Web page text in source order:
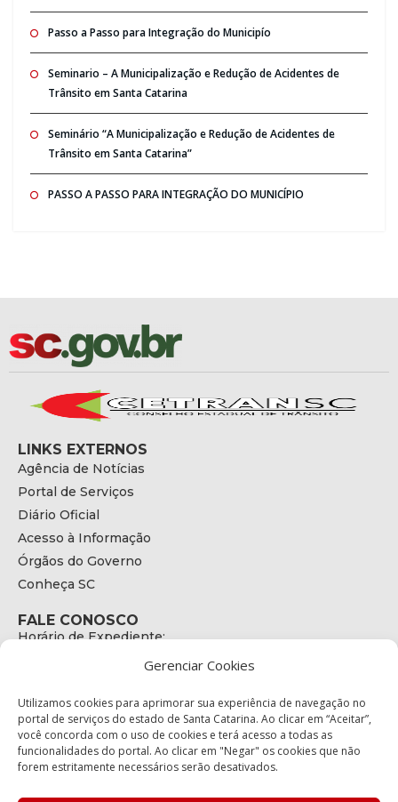
Gerenciar Cookies
Utilizamos cookies para aprimorar sua experiência de navegação no
portal de serviços do estado de Santa Catarina. Ao clicar em “Aceitar”,
você concorda com o uso de cookies e terá acesso a todas as
funcionalidades do portal. Ao clicar em "Negar" os cookies que não
forem estritamente necessários serão desativados.
Passo a Passo para Integração do Municipío
Seminario – A Municipalização e Redução de Acidentes de
Trânsito em Santa Catarina
Seminário “A Municipalização e Redução de Acidentes de
Trânsito em Santa Catarina”
PASSO A PASSO PARA INTEGRAÇÃO DO MUNICÍPIO
LINKS EXTERNOS
Agência de Notícias
Portal de Serviços
Diário Oficial
Acesso à Informação
Órgãos do Governo
Conheça SC
FALE CONOSCO
Horário de Expediente:
E-mail:
secretariaexecutiva@cetran.sc.gov.br
ENDEREÇO
Endereço:
Bairro: